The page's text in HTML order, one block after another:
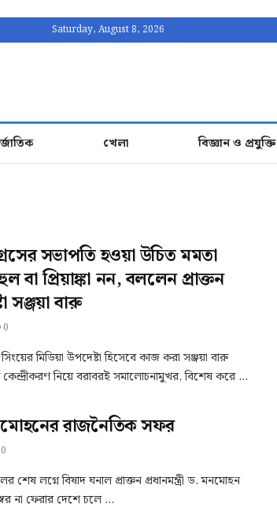
Saturday, August 8, 2026
খেলা বিজ্ঞান ও প্রযুক্তি
সভাপতি হওয়া উচিত মমতা
বা প্রিয়াঙ্কা নন, বললেন প্রাক্তন
সঞ্জয়া বারু
0
সিংয়ের মিডিয়া উপদেষ্টা হিসেবে কাজ করা সঞ্জয়া বারু
কেন্দ্রীকরণ নিয়ে বরাবরই সমালোচনামুখর, বিশেষ করে ...
রাজনৈতিক সফর
0
শেষ লগ্নে বিষাদ ঘনাল প্রাক্তন প্রধানমন্ত্রী ড. মনমোহন
না ফেরার দেশে চলে ...